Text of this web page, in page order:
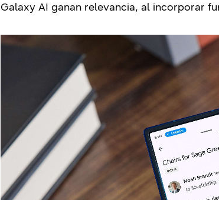
Galaxy AI ganan relevancia, al incorporar